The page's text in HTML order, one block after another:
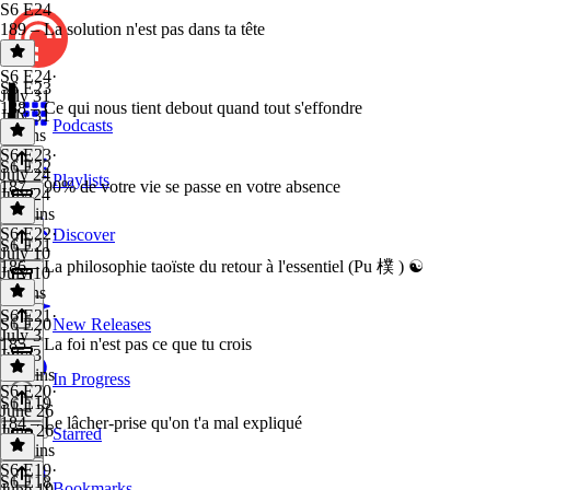
Podcasts
Playlists
Discover
New Releases
In Progress
Starred
S6 E24
189 – La solution n'est pas dans ta tête
S6 E24·
July 31
July 31
8 mins
S6 E23
188 – Ce qui nous tient debout quand tout s'effondre
S6 E23·
July 24
July 24
27 mins
S6 E22
187 – 90% de votre vie se passe en votre absence
S6 E22·
July 10
July 10
8 mins
S6 E21
186 – La philosophie taoïste du retour à l'essentiel (Pu 樸 ) ☯️
S6 E21·
July 3
July 3
23 mins
S6 E20
185 – La foi n'est pas ce que tu crois
S6 E20·
June 26
June 26
33 mins
S6 E19
184 – Le lâcher-prise qu'on t'a mal expliqué
S6 E19·
S6 E18